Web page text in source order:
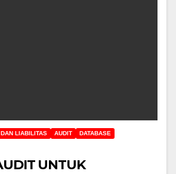
LIABILITAS AUDIT
DATABASE
UNTUK